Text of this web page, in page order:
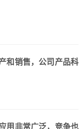
和销售，公司产品科
用非常广泛，竞争也